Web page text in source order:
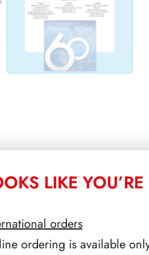
LIKE
orders
ordering is available